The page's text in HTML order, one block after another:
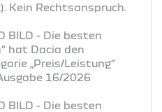
Kein Rechtsanspruch.
BILD - Die besten
hat Dacia den
„Preis/Leistung“
16/2026
BILD - Die besten